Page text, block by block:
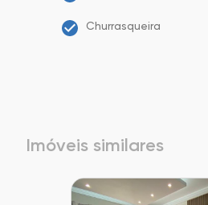
Churrasqueira
Imóveis similares